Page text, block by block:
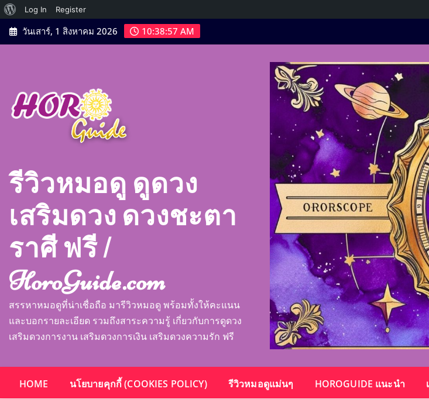
เกี่ยว
กับ
เวิร์ด
Log In
Register
Skip
to
วันเสาร์, 1 สิงหาคม 2026 10:38:58 AM
รีวิวหมอดู ดูดวง
เสริมดวง ดวงชะตา
ราศี ฟรี |
HoroGuide.com
สรรหาหมอดูที่น่าเชื่อถือ มารีวิวหมอดู พร้อมทั้งให้คะแนน
และบอกรายละเอียด รวมถึงสาระความรู้ เกี่ยวกับการดูดวง
เสริมดวงการงาน เสริมดวงการเงิน เสริมดวงความรัก ฟรี
HOME นโยบายคุกกี้ (COOKIES POLICY) รีวิวหมอดูแม่นๆ HOROGUIDE แนะนำ